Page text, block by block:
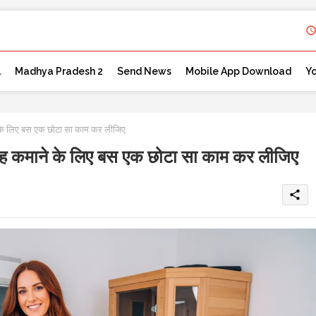
Madhya Pradesh 2 Send News Mobile App Download
लिए बस एक छोटा सा काम कर लीजिए
कमाने के लिए बस एक छोटा सा काम कर लीजिए
share